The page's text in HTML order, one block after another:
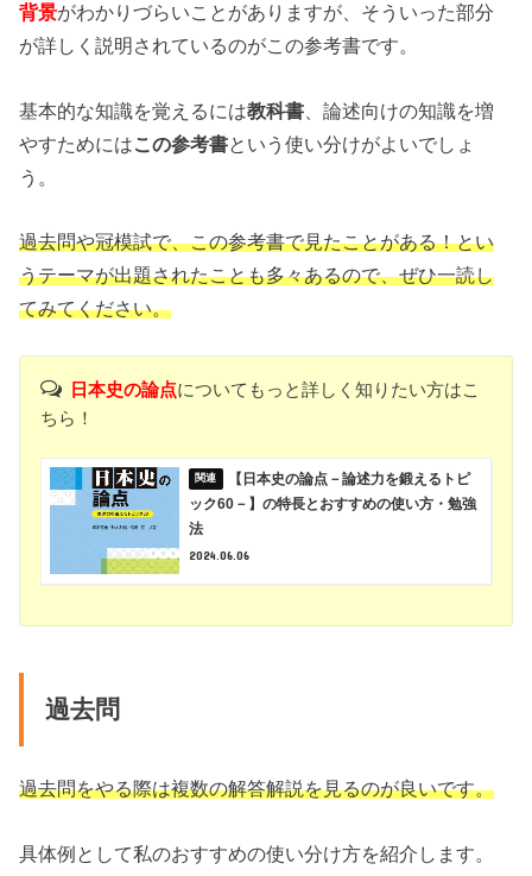
背景がわかりづらいことがありますが、そういった部分
が詳しく説明されているのがこの参考書です。
基本的な知識を覚えるには教科書 、論述向けの知識を増
やすためにはこの参考書という使い分けがよいでしょ
う。
過去問や冠模試で、この参考書で見たことがある！とい
うテーマが出題されたことも多々あるので、ぜひ一読し
てみてください。
日本史の論点についてもっと詳しく知りたい方はこ
ちら！
【日本史の論点－論述力を鍛えるトピ
ック60－】の特長とおすすめの使い方・勉強
法
2024.06.06
過去問
過去問をやる際は複数の解答解説を見るのが良いです。
具体例として私のおすすめの使い分け方を紹介します。